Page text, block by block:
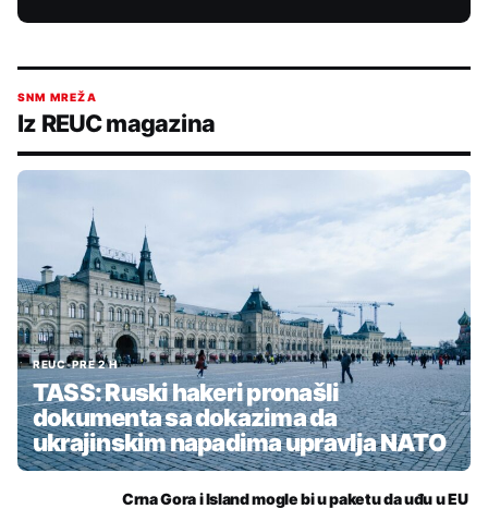
SNM MREŽA
Iz REUC magazina
REUC•PRE 2 H
TASS: Ruski hakeri pronašli
dokumenta sa dokazima da
ukrajinskim napadima upravlja NATO
Crna Gora i Island mogle bi u paketu da uđu u EU